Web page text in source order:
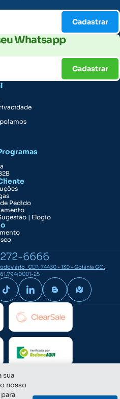
Cadastrar
Whatsapp
Cadastrar
Pedido
| Elogio
6666
CEP: 74430 - 130 - Goiânia GO.
0001-25
sua
nosso